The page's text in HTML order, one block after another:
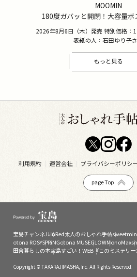
MOOMIN
180度ガバッと開閉！大容量
2026年8月6日（木）発売 特別価格：
表紙の人：石田ゆり子
もっと見る
利用規約 運営会社 プライバシーポリシ
page Top
宝島チャンネルInRed大人のおしゃれ手帖sweet
otona ROSYSPRiNGotona MUSEGLOWMonoMax
田舎暮らしの本宝島すごい！WEB『このミステリ
Copyright © TAKARAJIMASHA,Inc. All Rights Reserved.